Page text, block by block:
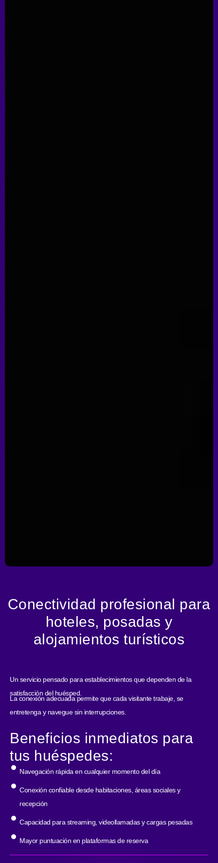
Conectividad profesional para
hoteles, posadas y
alojamientos turísticos
Un servicio pensado para establecimientos que dependen de la
satisfacción del huésped.
La conexión adecuada permite que cada visitante trabaje, se
entretenga y navegue sin interrupciones.
Beneficios inmediatos para
tus huéspedes:
Navegación rápida en cualquier momento del día
Conexión confiable desde habitaciones, áreas sociales y
recepción
Capacidad para streaming, videollamadas y cargas pesadas
Mayor puntuación en plataformas de reserva